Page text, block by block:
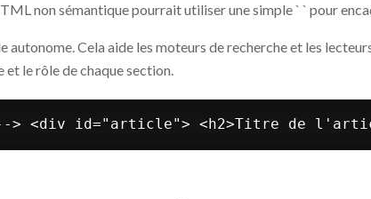
non sémantique pourrait utiliser une simple ` ` pour
Cela aide les moteurs de recherche et les
le rôle de chaque section.
--> <div id="article"> <h2>Titre de